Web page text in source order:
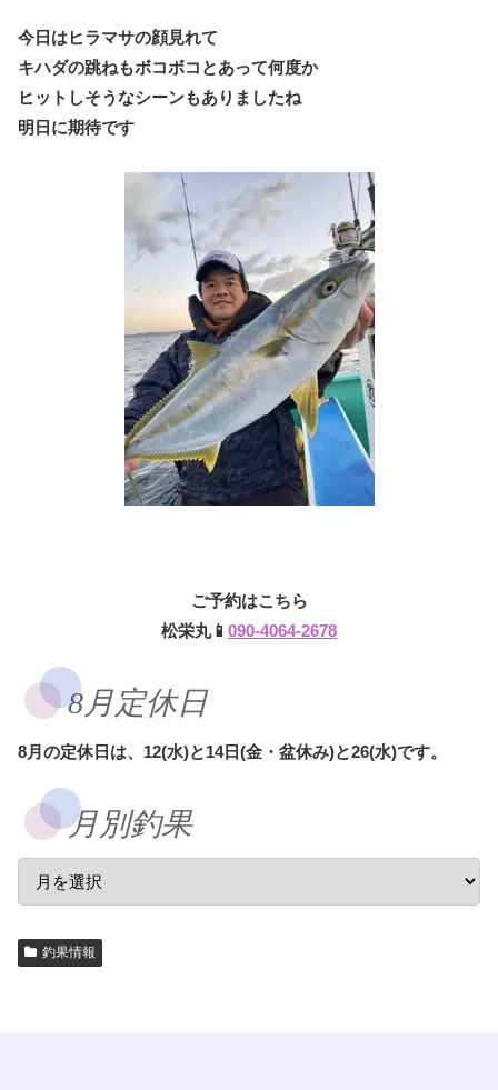
今日はヒラマサの顔見れて
キハダの跳ねもボコボコとあって何度か
ヒットしそうなシーンもありましたね
明日に期待です
ご予約はこちら
松栄丸📱 090-4064-2678
8月定休日
8月の定休日は、12(水)と14日(金・盆休み)と26(水)です。
月別釣果
釣果情報